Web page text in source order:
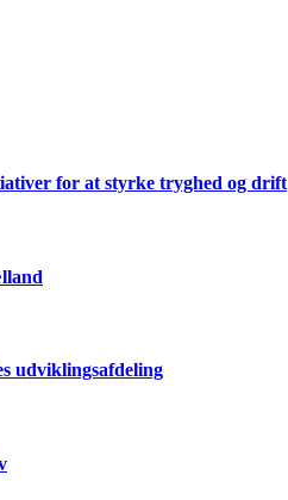
for at styrke tryghed og drift
udviklingsafdeling